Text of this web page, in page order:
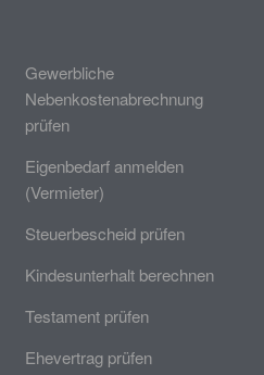
Gewerbliche
Nebenkostenabrechnung
prüfen
Eigenbedarf anmelden
(Vermieter)
Steuerbescheid prüfen
Kindesunterhalt berechnen
Testament prüfen
Ehevertrag prüfen